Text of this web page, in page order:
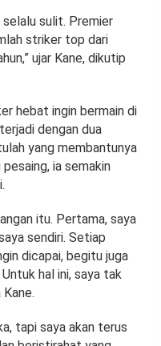
selalu sulit. Premier
striker top dari
ujar Kane, dikutip
hebat ingin bermain di
dengan dua
yang membantunya
ia semakin
itu. Pertama, saya
sendiri. Setiap
dicapai, begitu juga
hal ini, saya tak
tapi saya akan terus